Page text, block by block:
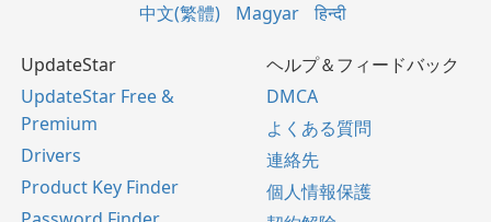
中文(繁體)
Magyar हिन्दी
UpdateStar
UpdateStar Free &
Premium
Drivers
Product Key Finder
ヘルプ＆フィードバック
DMCA
よくある質問
連絡先
個人情報保護